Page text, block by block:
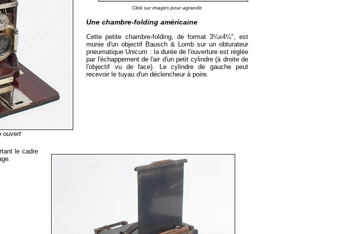
ouvert
Click sur images pour agrandir.
Une chambre-folding américaine
Cette petite chambre-folding, de format 3¼x4¼", est
munie d'un objectif Bausch & Lomb sur un obturateur
pneumatique Unicum : la durée de l'ouverture est réglée
par l'échappement de l'air d'un petit cylindre (à droite de
l'objectif vu de face). Le cylindre de gauche peut
recevoir le tuyau d'un déclencheur à poire.
le cadre